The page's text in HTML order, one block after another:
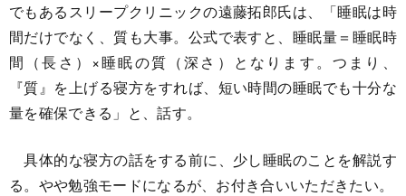
でもあるスリープクリニックの遠藤拓郎氏は、「睡眠は時
間だけでなく、質も大事。公式で表すと、睡眠量＝睡眠時
間（長さ）×睡眠の質（深さ）となります。つまり、
『質』を上げる寝方をすれば、短い時間の睡眠でも十分な
量を確保できる」と、話す。
具体的な寝方の話をする前に、少し睡眠のことを解説す
る。やや勉強モードになるが、お付き合いいただきたい。